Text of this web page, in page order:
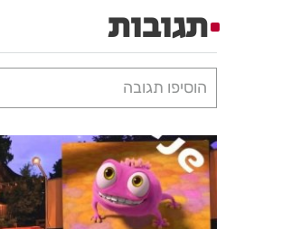
תגובות
הוסיפו תגובה